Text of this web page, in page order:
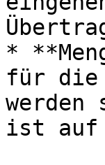
*
für die
ist auf